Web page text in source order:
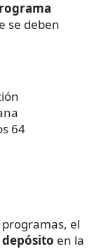
se deben
64
el
depósito en la